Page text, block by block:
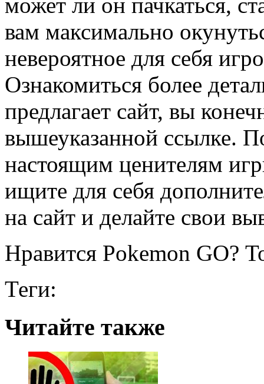
вам максимально
невероятное для себя
Ознакомиться более
предлагает сайт, вы
вышеуказанной ссылке.
настоящим ценителям
ищите для себя
на сайт и делайте свои
Нравится Pokemon GO?
Теги:
Читайте также